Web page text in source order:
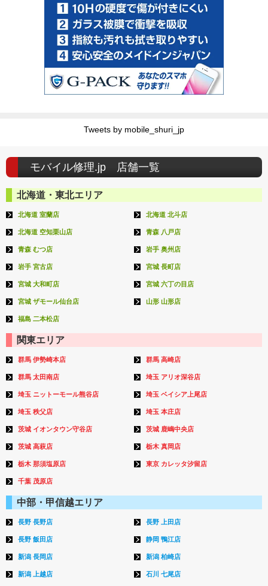
Tweets by mobile_shuri_jp
モバイル修理.jp 店舗一覧
北海道・東北エリア
北海道 室蘭店 北海道 北斗店
北海道 空知栗山店 青森 八戸店
青森 むつ店 岩手 奥州店
岩手 宮古店 宮城 長町店
宮城 大和町店 宮城 六丁の目店
宮城 ザモール仙台店 山形 山形店
福島 二本松店
関東エリア
群馬 伊勢崎本店 群馬 高崎店
群馬 太田南店 埼玉 アリオ深谷店
埼玉 ニットーモール熊谷店 埼玉 ベイシア上尾店
埼玉 秩父店 埼玉 本庄店
茨城 イオンタウン守谷店 茨城 鹿嶋中央店
茨城 高萩店 栃木 真岡店
栃木 那須塩原店 東京 カレッタ汐留店
千葉 茂原店
中部・甲信越エリア
長野 長野店 長野 上田店
長野 飯田店 静岡 鴨江店
新潟 長岡店 新潟 柏崎店
新潟 上越店 石川 七尾店